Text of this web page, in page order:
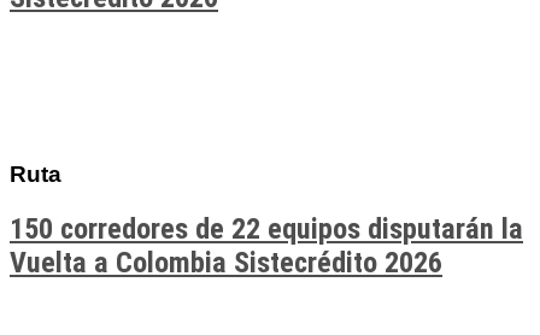
Ruta
150 corredores de 22 equipos disputarán la
Vuelta a Colombia Sistecrédito 2026